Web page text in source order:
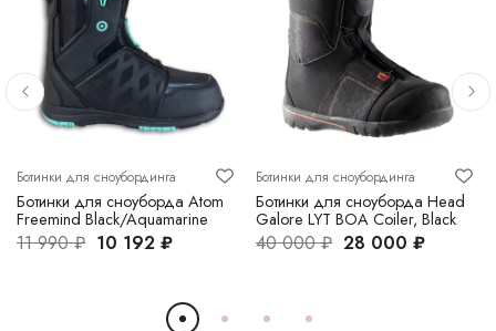
Ботинки для сноубординга
Ботинки для сноуборда Atom
Freemind Black/Aquamarine
11 990 ₽ 10 192 ₽
Ботинки для сноубординга
Ботинки для сноуборда Head
Galore LYT BOA Coiler, Black
40 000 ₽ 28 000 ₽